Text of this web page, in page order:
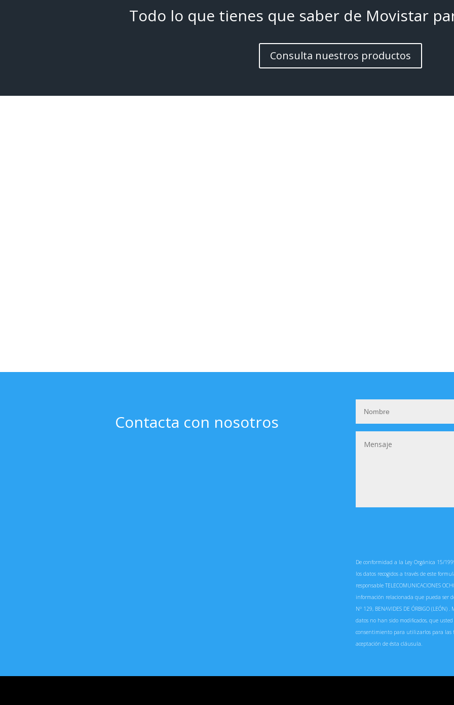
Todo lo que tienes que saber de Movistar
Consulta nuestros productos
Contacta con nosotros
De conformidad a la Ley Orgánica 15/
los datos recogidos a través de este
responsable TELECOMUNICACIONES
información relacionada que pueda ser
Nº 129, BENAVIDES DE ÓRBIGO
datos no han sido modificados, que
consentimiento para utilizarlos para las
aceptación de ésta cláusula.